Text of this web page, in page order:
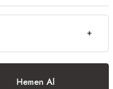
Hemen Al